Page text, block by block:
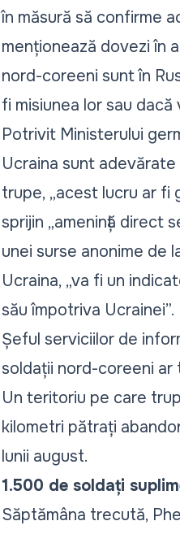
în măsură să confirme
menționează dovezi în
nord-coreeni sunt în
fi misiunea lor sau dacă
Potrivit Ministerului
Ucraina sunt
trupe, „acest lucru ar fi
sprijin „amenință direct
unei surse anonime de
Ucraina, „va fi un
său împotriva Ucrainei”.
Șeful serviciilor de
soldații nord-coreeni ar
Un teritoriu pe care
kilometri pătrați
lunii august.
1.500 de soldați
Săptămâna trecută,